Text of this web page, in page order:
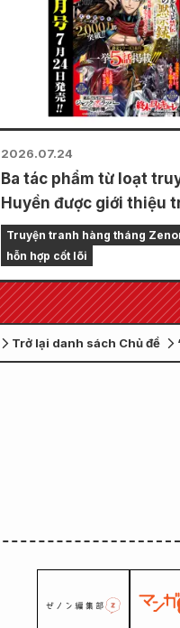
được vẽ đặc biệt (tổng
2026.07.24
Ba tác phẩm từ loạt
Huyền được giới thiệu
ấn phẩm duy nhất gồm
chương!! "Monthly
Zenon số tháng 9 năm
được bán ra vào ngày
7!!
Truyện tranh hàng tháng
hỗn hợp cốt lõi
Trở lại danh sách Chủ đề